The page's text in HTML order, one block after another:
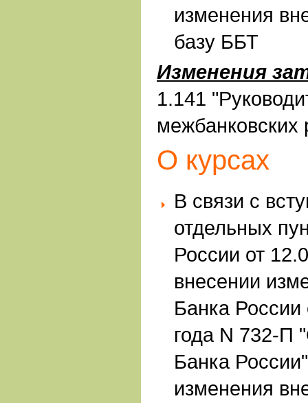
изменения
базу ББТ
Изменения
1.141
межбанковских
О курсах
В связи с
отдельных
России от
внесении
Банка России
года N 732-П
Банка
изменения